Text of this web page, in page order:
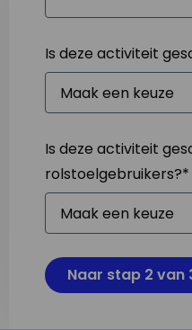
Is deze activiteit
Is deze activiteit
rolstoelgebruikers?*